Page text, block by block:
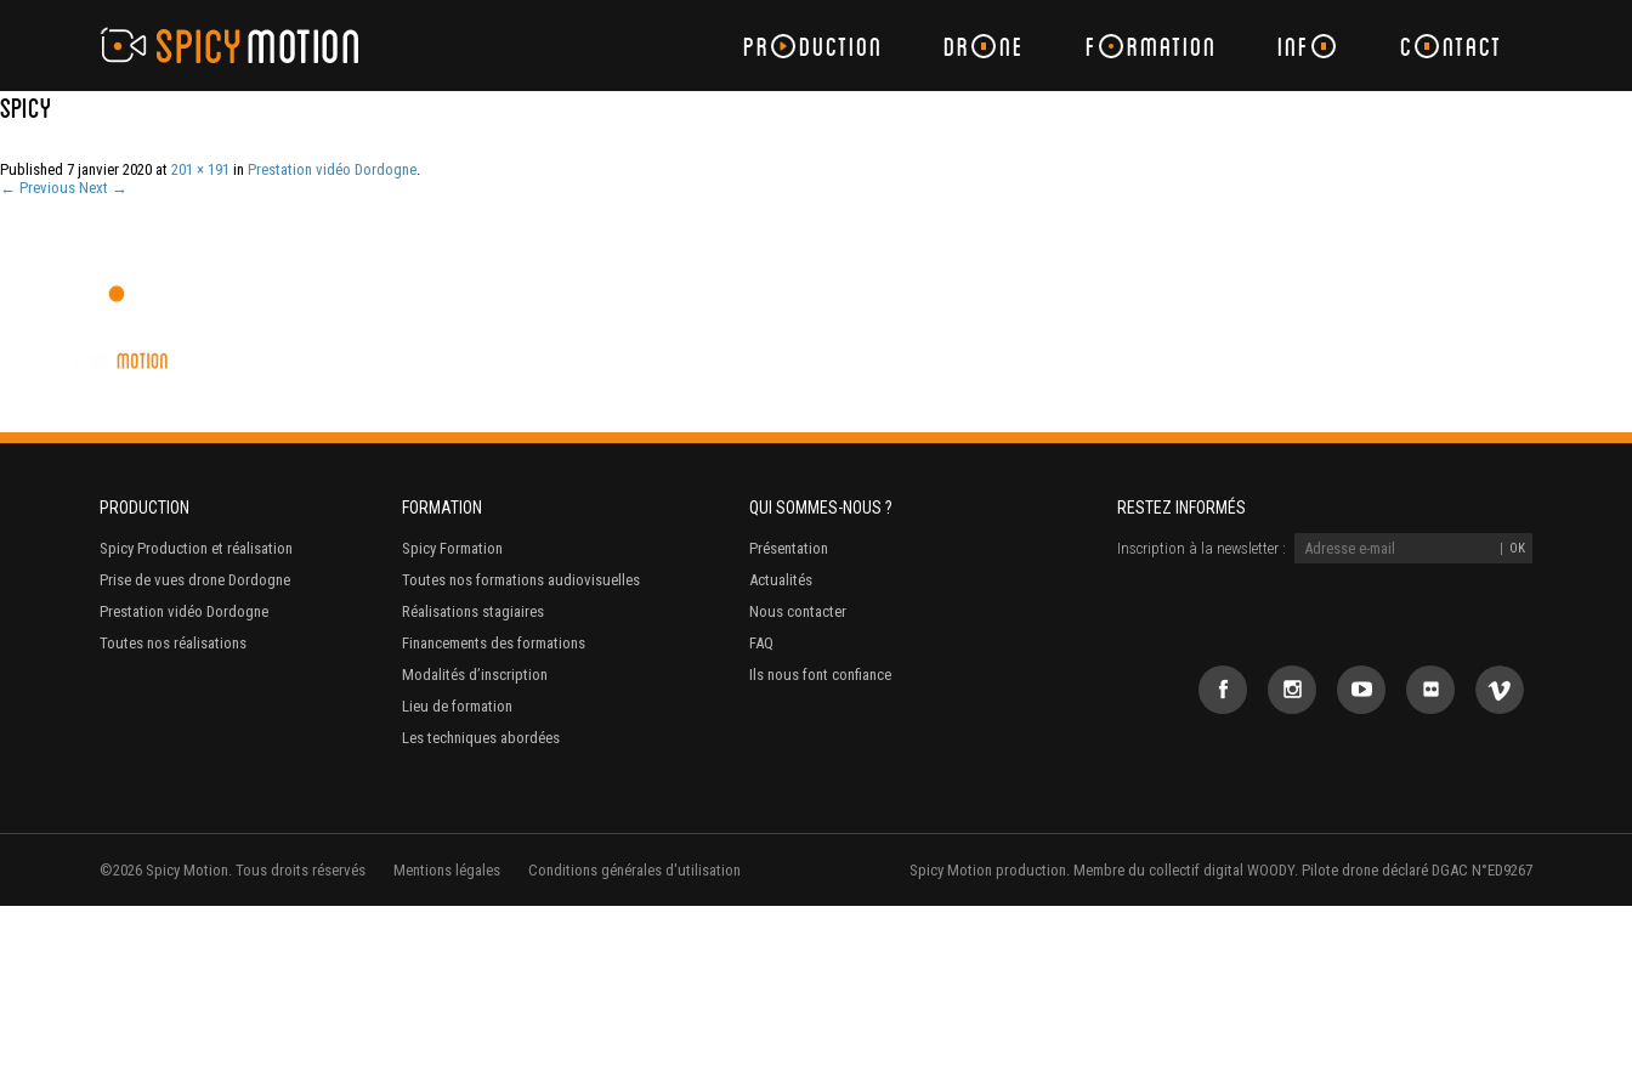
PR DUCTION DR NE F RMATION INF C NTACT
spicy
Published 7 janvier 2020 at 201 × 191 in Prestation vidéo Dordogne.
← Previous Next →
PRODUCTION
Spicy Production et réalisation
Prise de vues drone Dordogne
Prestation vidéo Dordogne
Toutes nos réalisations
FORMATION
Spicy Formation
Toutes nos formations audiovisuelles
Réalisations stagiaires
Financements des formations
Modalités d’inscription
Lieu de formation
Les techniques abordées
QUI SOMMES-NOUS ?
Présentation
Actualités
Nous contacter
FAQ
Ils nous font confiance
RESTEZ INFORMÉS
Inscription à la newsletter :
©2026 Spicy Motion. Tous droits réservés Mentions légales Conditions générales d'utilisation Spicy Motion production. Membre du collectif digital WOODY. Pilote drone déclaré DGAC N°ED9267